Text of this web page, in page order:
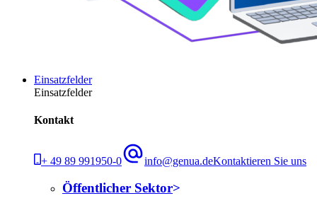
Einsatzfelder
Einsatzfelder
Kontakt
+ 49 89 991950-0 info@genua.deKontaktieren Sie uns
Öffentlicher Sektor